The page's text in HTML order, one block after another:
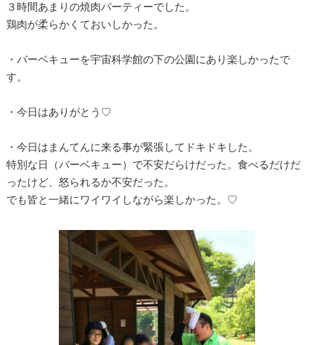
３時間あまりの焼肉パーティーでした。
鶏肉が柔らかくておいしかった。
・バーベキューを宇宙科学館の下の公園にあり楽しかったで
す。
・今日はありがとう♡
・今日はまんてんに来る事が緊張してドキドキした。
特別な日（バーベキュー）で不安だらけだった。食べるだけだ
ったけど、怒られるか不安だった。
でも皆と一緒にワイワイしながら楽しかった。♡